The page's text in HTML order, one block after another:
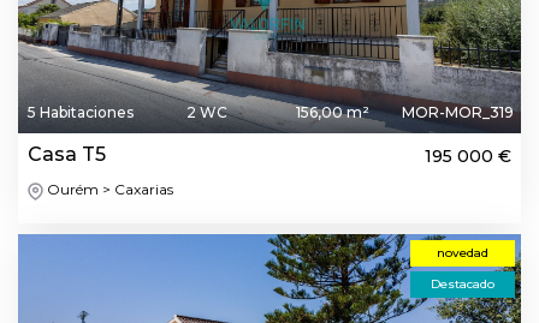
5 Habitaciones 2 WC 156,00 m² MOR-MOR_319
Casa T5 195 000 €
Ourém > Caxarias
novedad
Destacado